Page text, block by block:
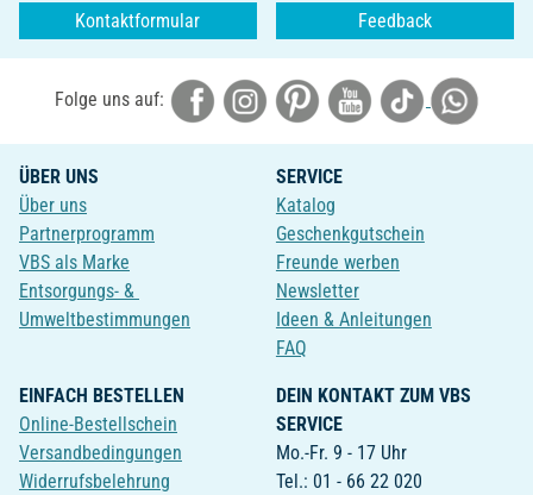
Kontaktformular Feedback
Folge uns auf:
ÜBER UNS
Über uns
Partnerprogramm
VBS als Marke
Entsorgungs- &
Umweltbestimmungen
SERVICE
Katalog
Geschenkgutschein
Freunde werben
Newsletter
Ideen & Anleitungen
FAQ
EINFACH BESTELLEN
Online-Bestellschein
Versandbedingungen
Widerrufsbelehrung
DEIN KONTAKT ZUM VBS
SERVICE
Mo.-Fr. 9 - 17 Uhr
Tel.: 01 - 66 22 020